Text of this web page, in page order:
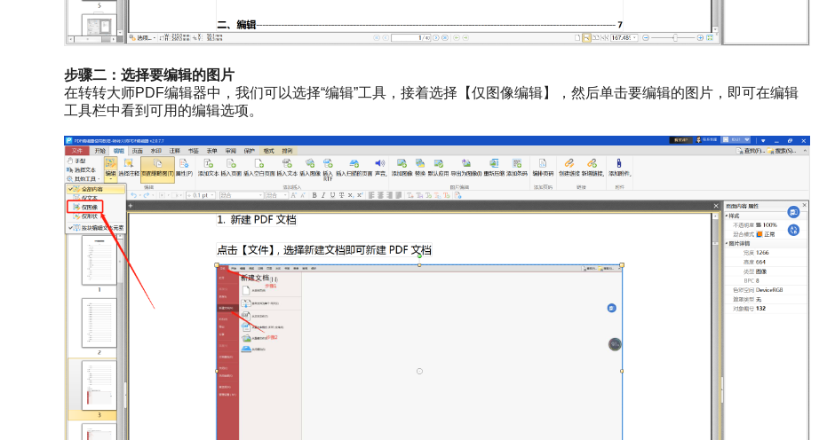
步骤二： 选择要编辑的图片
在转转大师PDF编辑器中，我们可以选择“编辑”工具，接着选择【仅图像编辑】，然后单击要编辑的图片，即可在编辑
工具栏中看到可用的编辑选项。